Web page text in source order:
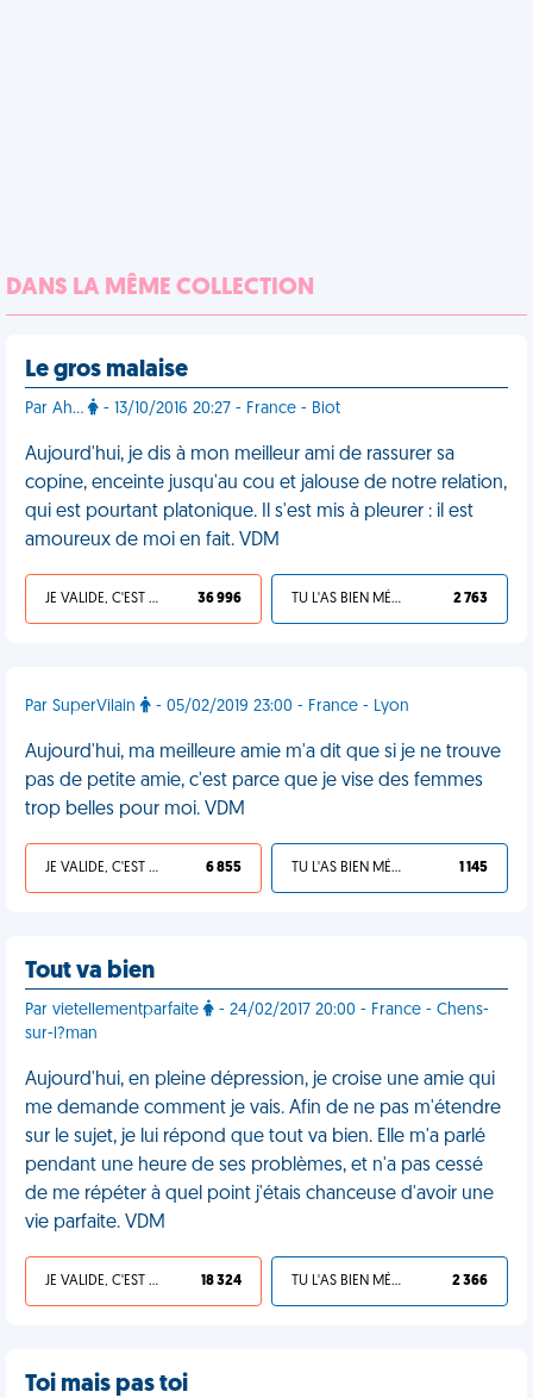
DANS LA MÊME COLLECTION
Le gros malaise
Par Ah... - 13/10/2016 20:27 - France - Biot
Aujourd'hui, je dis à mon meilleur ami de rassurer sa
copine, enceinte jusqu'au cou et jalouse de notre relation,
qui est pourtant platonique. Il s'est mis à pleurer : il est
amoureux de moi en fait. VDM
JE VALIDE, C'EST UNE VDM 36 996 TU L'AS BIEN MÉRITÉ 2 763
Par SuperVilain - 05/02/2019 23:00 - France - Lyon
Aujourd'hui, ma meilleure amie m'a dit que si je ne trouve
pas de petite amie, c'est parce que je vise des femmes
trop belles pour moi. VDM
JE VALIDE, C'EST UNE VDM 6 855 TU L'AS BIEN MÉRITÉ 1 145
Tout va bien
Par vietellementparfaite
- 24/02/2017 20:00 - France - Chens-
sur-l?man
Aujourd'hui, en pleine dépression, je croise une amie qui
me demande comment je vais. Afin de ne pas m'étendre
sur le sujet, je lui répond que tout va bien. Elle m'a parlé
pendant une heure de ses problèmes, et n'a pas cessé
de me répéter à quel point j'étais chanceuse d'avoir une
vie parfaite. VDM
JE VALIDE, C'EST UNE VDM 18 324 TU L'AS BIEN MÉRITÉ 2 366
Toi mais pas toi